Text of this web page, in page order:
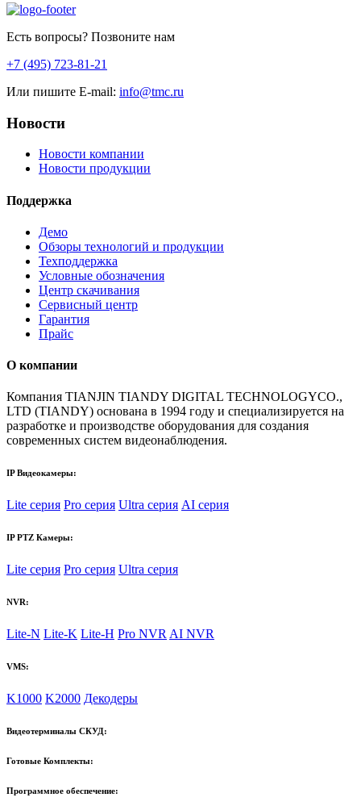
Есть вопросы? Позвоните нам
+7 (495) 723-81-21
Или пишите E-mail: info@tmc.ru
Новости
Новости компании
Новости продукции
Поддержка
Демо
Обзоры технологий и продукции
Техподдержка
Условные обозначения
Центр скачивания
Сервисный центр
Гарантия
Прайс
О компании
Компания TIANJIN TIANDY DIGITAL TECHNOLOGYCO.,
LTD (TIANDY) основана в 1994 году и специализируется на
разработке и производстве оборудования для создания
современных систем видеонаблюдения.
IP Видеокамеры:
Lite серия Pro серия Ultra серия AI серия
IP PTZ Камеры:
Lite серия Pro серия Ultra серия
NVR:
Lite-N Lite-K Lite-H Pro NVR AI NVR
VMS:
K1000 K2000 Декодеры
Видеотерминалы СКУД:
Готовые Комплекты:
Программное обеспечение: